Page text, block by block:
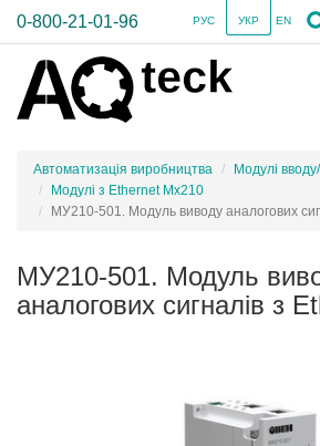
0-800-21-01-96 РУС УКР EN
Автоматизація виробництва
Модулі
Модулі з Ethernet Мх210
МУ210-501. Модуль виводу аналогових
МУ210-501. Модуль
аналогових сигналів з